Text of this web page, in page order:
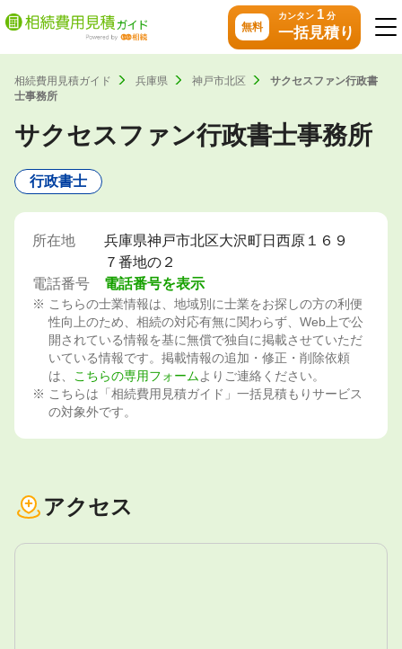
無料
カンタン 1分
一括見積り
相続費用見積ガイド 兵庫県 神戸市北区
サクセスファン行政書
士事務所
サクセスファン行政書士事務所
行政書士
所在地
兵庫県神戸市北区大沢町日西原１６９
７番地の２
電話番号
電話番号を表示
こちらの士業情報は、地域別に士業をお探しの方の利便
性向上のため、相続の対応有無に関わらず、Web上で公
開されている情報を基に無償で独自に掲載させていただ
いている情報です。掲載情報の追加・修正・削除依頼
は、
こちらの専用フォームよりご連絡ください。
こちらは「相続費用見積ガイド」一括見積もりサービス
の対象外です。
アクセス